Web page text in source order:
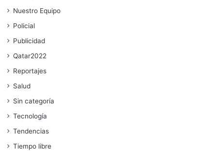
Nuestro Equipo
Policial
Publicidad
Qatar2022
Reportajes
Salud
Sin categoría
Tecnología
Tendencias
Tiempo libre